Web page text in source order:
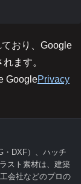
おり、Google
ます。
GooglePrivacy
・DXF）、ハッチ
スト素材は、建築
会社などのプロの